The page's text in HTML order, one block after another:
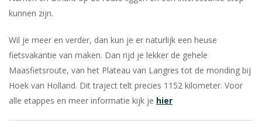
kunnen zijn.
Wil je meer en verder, dan kun je er naturlijk een heuse
fietsvakantie van maken. Dan rijd je lekker de gehele
Maasfietsroute, van het Plateau van Langres tot de monding bij
Hoek van Holland. Dit traject telt precies 1152 kilometer. Voor
alle etappes en meer informatie kijk je hier